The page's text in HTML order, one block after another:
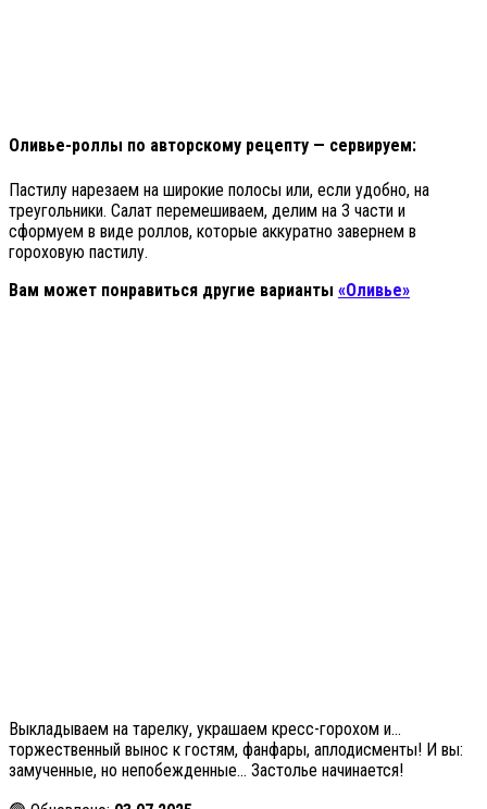
Оливье-роллы по авторскому рецепту — сервируем:
Пастилу нарезаем на широкие полосы или, если удобно, на
треугольники. Салат перемешиваем, делим на 3 части и
сформуем в виде роллов, которые аккуратно завернем в
гороховую пастилу.
Вам может понравиться другие варианты «Оливье»
Выкладываем на тарелку, украшаем кресс-горохом и…
торжественный вынос к гостям, фанфары, аплодисменты! И вы:
замученные, но непобежденные… Застолье начинается!